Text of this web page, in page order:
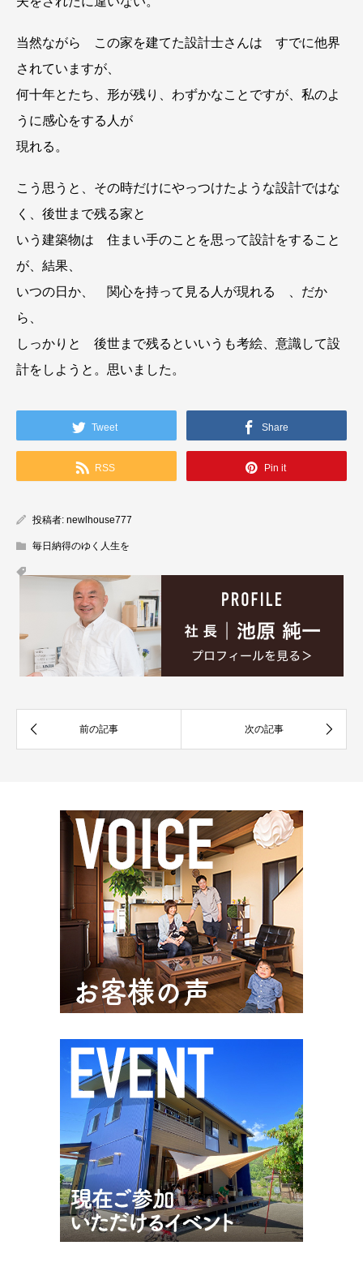
当然ながら この家を建てた設計士さんは すでに他界
されていますが、
何十年とたち、形が残り、わずかなことですが、私のよ
うに感心をする人が
現れる。
こう思うと、その時だけにやっつけたような設計ではな
く、後世まで残る家と
いう建築物は 住まい手のことを思って設計をすること
が、結果、
いつの日か、 関心を持って見る人が現れる 、だか
ら、
しっかりと 後世まで残るといいうも考絵、意識して設
計をしようと。思いました。
Tweet Share
RSS Pin it
投稿者: newlhouse777
毎日納得のゆく人生を